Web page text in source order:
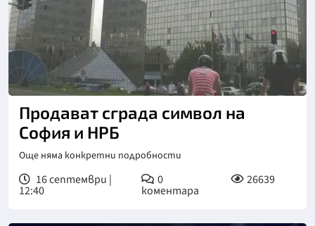
Продават сграда символ на
София и НРБ
Още няма конкретни подробности
16 септември |
12:40
0
коментара
26639